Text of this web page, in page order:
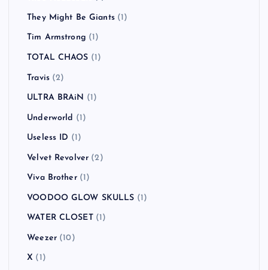
They Might Be Giants(1)
Tim Armstrong (1)
TOTAL CHAOS (1)
Travis(2)
ULTRA BRAiN (1)
Underworld (1)
Useless ID (1)
Velvet Revolver (2)
Viva Brother(1)
VOODOO GLOW SKULLS (1)
WATER CLOSET(1)
Weezer(10)
X (1)